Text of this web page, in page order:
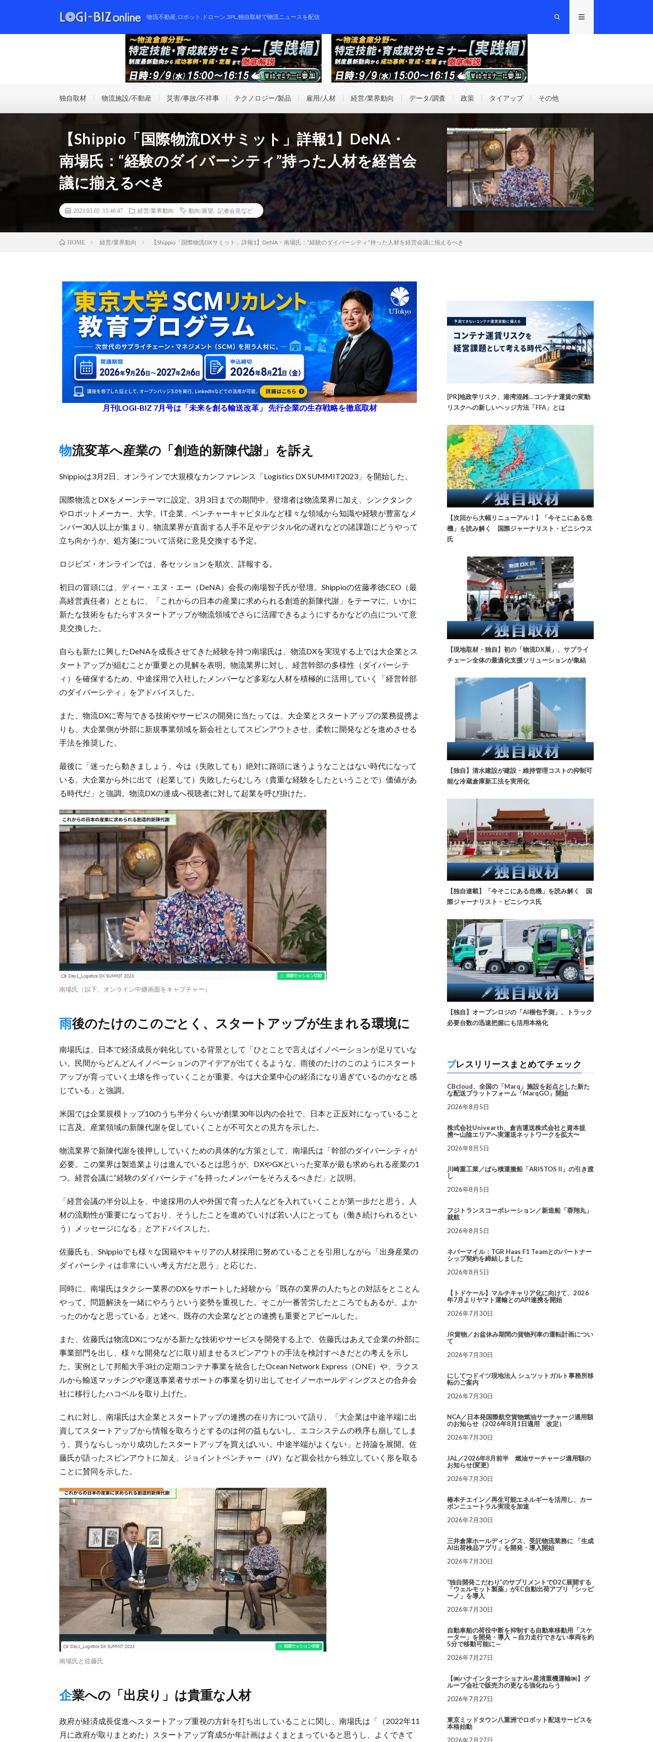
物流不動産,ロボット,ドローン,3PL,独自取材で物流ニュースを配信
独自取材 物流施設/不動産 災害/事故/不祥事 テクノロジー/製品 雇用/人材 経営/業界動向 データ/調査 政策 タイアップ その他
【Shippio「国際物流DXサミット」詳報1】DeNA・
南場氏：“経験のダイバーシティ”持った人材を経営会
議に揃えるべき
2023.03.02 15:46:47 経営/業界動向 動向/展望 記者会見など
HOME 経営/業界動向 【Shippio「国際物流DXサミット」詳報1】DeNA・南場氏：“経験のダイバーシティ”持った人材を経営会議に揃えるべき
月刊LOGI-BIZ 7月号は「未来を創る輸送改革」 先行企業の生存戦略を徹底取材
物流変革へ産業の「創造的新陳代謝」を訴え
Shippioは3月2日、オンラインで大規模なカンファレンス「Logistics DX SUMMIT2023」を開始した。
国際物流とDXをメーンテーマに設定。3月3日までの期間中、登壇者は物流業界に加え、シンクタンク
やロボットメーカー、大学、IT企業、ベンチャーキャピタルなど様々な領域から知識や経験が豊富なメ
ンバー30人以上が集まり、物流業界が直面する人手不足やデジタル化の遅れなどの諸課題にどうやって
立ち向かうか、処方箋について活発に意見交換する予定。
ロジビズ・オンラインでは、各セッションを順次、詳報する。
初日の冒頭には、ディー・エヌ・エー（DeNA）会長の南場智子氏が登壇。Shippioの佐藤孝徳CEO（最
高経営責任者）とともに、「これからの日本の産業に求められる創造的新陳代謝」をテーマに、いかに
新たな技術をもたらすスタートアップが物流領域でさらに活躍できるようにするかなどの点について意
見交換した。
自らも新たに興したDeNAを成長させてきた経験を持つ南場氏は、物流DXを実現する上では大企業とス
タートアップが組むことが重要との見解を表明。物流業界に対し、経営幹部の多様性（ダイバーシテ
ィ）を確保するため、中途採用で入社したメンバーなど多彩な人材を積極的に活用していく「経営幹部
のダイバーシティ」をアドバイスした。
また、物流DXに寄与できる技術やサービスの開発に当たっては、大企業とスタートアップの業務提携よ
りも、大企業側が外部に新規事業領域を新会社としてスピンアウトさせ、柔軟に開発などを進めさせる
手法を推奨した。
最後に「迷ったら動きましょう。今は（失敗しても）絶対に路頭に迷うようなことはない時代になって
いる。大企業から外に出て（起業して）失敗したらむしろ（貴重な経験をしたということで）価値があ
る時代だ」と強調。物流DXの達成へ視聴者に対して起業を呼び掛けた。
南場氏（以下、オンライン中継画面をキャプチャー）
雨後のたけのこのごとく、スタートアップが生まれる環境に
南場氏は、日本で経済成長が鈍化している背景として「ひとことで言えばイノベーションが足りていな
い。民間からどんどんイノベーションのアイデアが出てくるような、雨後のたけのこのようにスタート
アップが育っていく土壌を作っていくことが重要。今は大企業中心の経済になり過ぎているのかなと感
じている」と強調。
米国では企業規模トップ10のうち半分くらいが創業30年以内の会社で、日本と正反対になっていること
に言及。産業領域の新陳代謝を促していくことが不可欠との見方を示した。
物流業界で新陳代謝を後押ししていくための具体的な方策として、南場氏は「幹部のダイバーシティが
必要。この業界は製造業よりは進んでいるとは思うが、DXやGXといった変革が最も求められる産業の1
つ。経営会議に“経験のダイバーシティ”を持ったメンバーをそろえるべきだ」と説明。
「経営会議の半分以上を、中途採用の人や外国で育った人などを入れていくことが第一歩だと思う。人
材の流動性が重要になっており、そうしたことを進めていけば若い人にとっても（働き続けられるとい
う）メッセージになる」とアドバイスした。
佐藤氏も、Shippioでも様々な国籍やキャリアの人材採用に努めていることを引用しながら「出身産業の
ダイバーシティは非常にいい考え方だと思う」と応じた。
同時に、南場氏はタクシー業界のDXをサポートした経験から「既存の業界の人たちとの対話をとことん
やって、問題解決を一緒にやろうという姿勢を重視した。そこが一番苦労したところでもあるが、よか
ったのかなと思っている」と述べ、既存の大企業などとの連携も重要とアピールした。
また、佐藤氏は物流DXにつながる新たな技術やサービスを開発する上で、佐藤氏はあえて企業の外部に
事業部門を出し、様々な開発などに取り組ませるスピンアウトの手法を検討すべきだとの考えを示し
た。実例として邦船大手3社の定期コンテナ事業を統合したOcean Network Express（ONE）や、ラクス
ルから輸送マッチングや運送事業者サポートの事業を切り出してセイノーホールディングスとの合弁会
社に移行したハコベルを取り上げた。
これに対し、南場氏は大企業とスタートアップの連携の在り方について語り、「大企業は中途半端に出
資してスタートアップから情報を取ろうとするのは何の益もないし、エコシステムの秩序も崩してしま
う。買うならしっかり成功したスタートアップを買えばいい。中途半端がよくない」と持論を展開。佐
藤氏が語ったスピンアウトに加え、ジョイントベンチャー（JV）など親会社から独立していく形を取る
ことに賛同を示した。
南場氏と佐藤氏
企業への「出戻り」は貴重な人材
政府が経済成長促進へスタートアップ重視の方針を打ち出していることに関し、南場氏は「（2022年11
月に政府が取りまとめた）スタートアップ育成5か年計画はよくまとまっていると思うし、よくできて
[PR]地政学リスク、港湾混雑…コンテナ運賃の変動
リスクへの新しいヘッジ方法「FFA」とは
【次回から大幅リニューアル！】「今そこにある危
機」を読み解く 国際ジャーナリスト・ビニシウス
氏
【現地取材・独自】初の「物流DX展」、サプライ
チェーン全体の最適化支援ソリューションが集結
【独自】清水建設が建設・維持管理コストの抑制可
能な冷蔵倉庫新工法を実用化
【独自連載】「今そこにある危機」を読み解く 国
際ジャーナリスト・ビニシウス氏
【独自】オープンロジの「AI梱包予測」、トラック
必要台数の迅速把握にも活用本格化
プレスリリースまとめてチェック
CBcloud、全国の「Marq」施設を起点とした新た
な配送プラットフォーム「MarqGO」開始
2026年8月5日
株式会社Univearth、倉吉運送株式会社と資本提
携〜山陰エリアへ実運送ネットワークを拡大〜
2026年8月5日
川崎重工業／ばら積運搬船「ARISTOS II」の引き渡
し
2026年8月5日
フジトランスコーポレーション／新造船「蓉翔丸」
就航
2026年8月5日
ネバーマイル：TGR Haas F1 Teamとのパートナー
シップ契約を締結しました
2026年8月5日
【トドケール】マルチキャリア化に向けて、2026
年7月よりヤマト運輸とのAPI連携を開始
2026年7月30日
JR貨物／お盆休み期間の貨物列車の運転計画につい
て
2026年7月30日
にしてつドイツ現地法人 シュツットガルト事務所移
転のご案内
2026年7月30日
NCA／日本発国際航空貨物燃油サーチャージ適用額
のお知らせ（2026年8月1日適用 改定）
2026年7月30日
JAL／2026年8月前半 燃油サーチャージ適用額の
お知らせ(変更)
2026年7月30日
椿本チエイン／再生可能エネルギーを活用し、カー
ボンニュートラル実現を加速
2026年7月30日
三井倉庫ホールディングス、受託物流業務に 「生成
AI出荷検品アプリ」を開発・導入開始
2026年7月30日
“独自開発こだわり”のサプリメントでD2C展開する
「ウェルモット製薬」がEC自動出荷アプリ「シッピ
ーノ」を導入
2026年7月30日
自動車船の荷役中断を抑制する自動車移動用「スケ
ーター」を開発・導入 ～自力走行できない車両を約
5分で移動可能に～
2026年7月27日
【㈱ハナインターナショナル×星清重機運輸㈱】グ
ループ会社で販売力の更なる強化ねらう
2026年7月27日
東京ミッドタウン八重洲でロボット配送サービスを
本格始動
2026年7月27日